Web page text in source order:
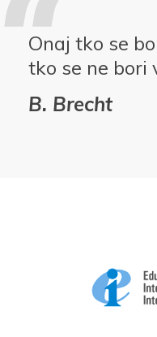
Onaj tko se
tko se ne bori
B. Brecht